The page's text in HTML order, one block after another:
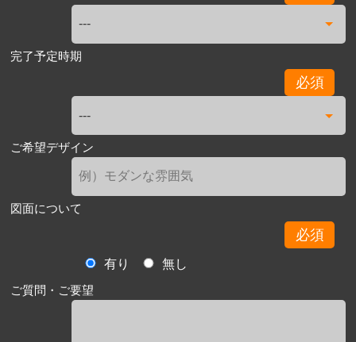
完了予定時期
必須
ご希望デザイン
図面について
必須
有り
無し
ご質問・ご要望